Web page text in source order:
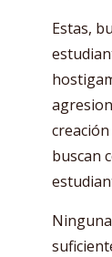
Estas,
buscan